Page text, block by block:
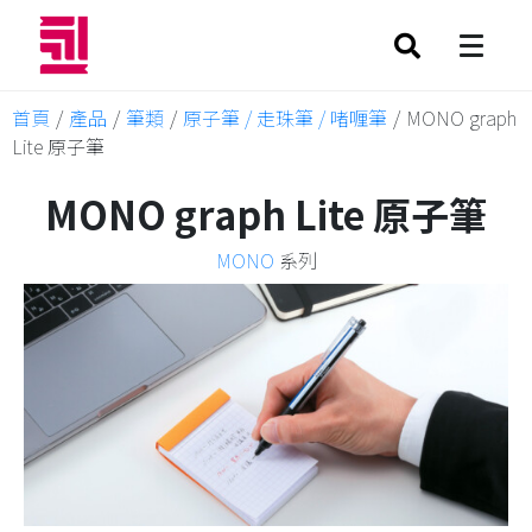
首頁 / 產品 / 筆類 / 原子筆 / 走珠筆 / 啫喱筆 / MONO graph
Lite 原子筆
MONO graph Lite 原子筆
MONO 系列